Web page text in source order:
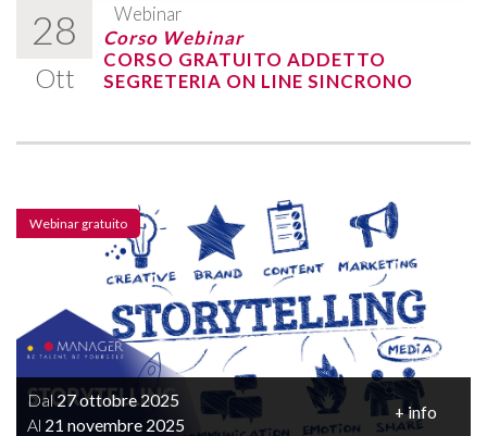
28
Ott
Webinar
Corso Webinar
CORSO GRATUITO ADDETTO
SEGRETERIA ON LINE SINCRONO
Dal27 ottobre 2025
Al 21 novembre 2025
+ info
Webinar gratuito